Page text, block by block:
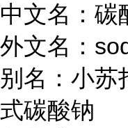
中文名：碳
外文名：
别名：小苏
式碳酸钠